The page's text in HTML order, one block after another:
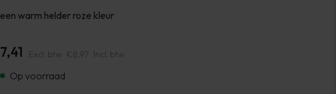
een warm helder roze kleur
7,41 Excl. btw €8,97 Incl. btw
Op voorraad